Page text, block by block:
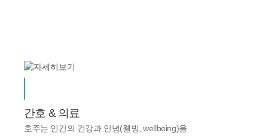
간호 & 의료
호주는 인간의 건강과 안녕(웰빙, wellbeing)을